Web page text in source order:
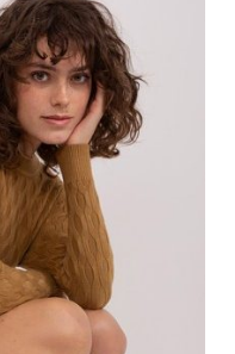
z
wszystkim, użyte w
prezentuje się na
stanowi przyjazną dla
świetnie
garderoby, co
w stylizacji. Można
jak i do
hurtownia kurtek
Factoryprice.eu